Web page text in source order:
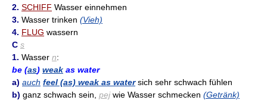
2. SCHIFF Wasser einnehmen
3. Wasser trinken (Vieh)
4. FLUG wassern
C s
1. Wasser n:
be (as) weak as water
a) auch feel (as) weak as watersich sehr schwach fühlen
b) ganz schwach sein, pejwie Wasser schmecken (Getränk)